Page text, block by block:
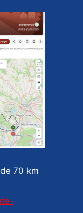
70 km